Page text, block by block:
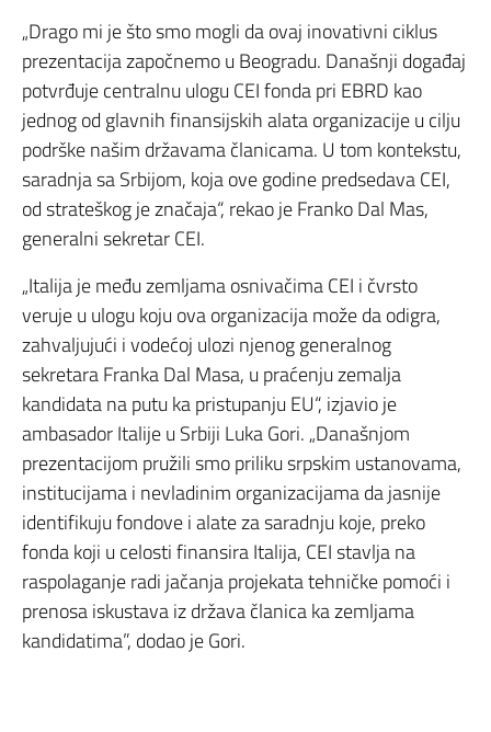
„Drago mi je što smo mogli da ovaj inovativni ciklus
prezentacija započnemo u Beogradu. Današnji događaj
potvrđuje centralnu ulogu CEI fonda pri EBRD kao
jednog od glavnih finansijskih alata organizacije u cilju
podrške našim državama članicama. U tom kontekstu,
saradnja sa Srbijom, koja ove godine predsedava CEI,
od strateškog je značaja“, rekao je Franko Dal Mas,
generalni sekretar CEI.
„Italija je među zemljama osnivačima CEI i čvrsto
veruje u ulogu koju ova organizacija može da odigra,
zahvaljujući i vodećoj ulozi njenog generalnog
sekretara Franka Dal Masa, u praćenju zemalja
kandidata na putu ka pristupanju EU“, izjavio je
ambasador Italije u Srbiji Luka Gori. „Današnjom
prezentacijom pružili smo priliku srpskim ustanovama,
institucijama i nevladinim organizacijama da jasnije
identifikuju fondove i alate za saradnju koje, preko
fonda koji u celosti finansira Italija, CEI stavlja na
raspolaganje radi jačanja projekata tehničke pomoći i
prenosa iskustava iz država članica ka zemljama
kandidatima”, dodao je Gori.